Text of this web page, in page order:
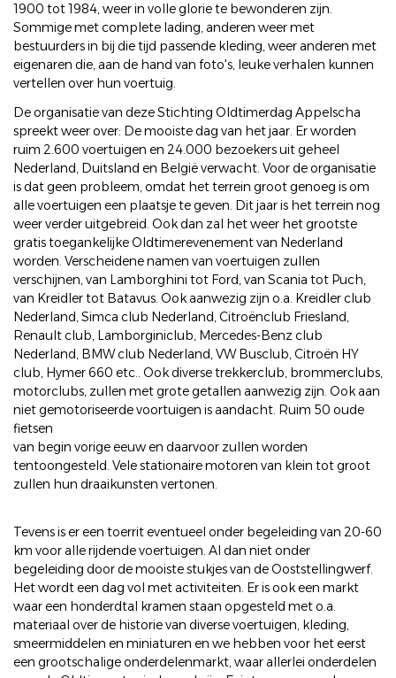
1900 tot 1984, weer in volle glorie te bewonderen zijn.
Sommige met complete lading, anderen weer met
bestuurders in bij die tijd passende kleding, weer anderen met
eigenaren die, aan de hand van foto's, leuke verhalen kunnen
vertellen over hun voertuig.
De organisatie van deze Stichting Oldtimerdag Appelscha
spreekt weer over: De mooiste dag van het jaar. Er worden
ruim 2.600 voertuigen en 24.000 bezoekers uit geheel
Nederland, Duitsland en België verwacht. Voor de organisatie
is dat geen probleem, omdat het terrein groot genoeg is om
alle voertuigen een plaatsje te geven. Dit jaar is het terrein nog
weer verder uitgebreid. Ook dan zal het weer het grootste
gratis toegankelijke Oldtimerevenement van Nederland
worden. Verscheidene namen van voertuigen zullen
verschijnen, van Lamborghini tot Ford, van Scania tot Puch,
van Kreidler tot Batavus. Ook aanwezig zijn o.a. Kreidler club
Nederland, Simca club Nederland, Citroënclub Friesland,
Renault club, Lamborginiclub, Mercedes-Benz club
Nederland, BMW club Nederland, VW Busclub, Citroën HY
club, Hymer 660 etc.. Ook diverse trekkerclub, brommerclubs,
motorclubs, zullen met grote getallen aanwezig zijn. Ook aan
niet gemotoriseerde voortuigen is aandacht. Ruim 50 oude
fietsen
van begin vorige eeuw en daarvoor zullen worden
tentoongesteld. Vele stationaire motoren van klein tot groot
zullen hun draaikunsten vertonen.
Tevens is er een toerrit eventueel onder begeleiding van 20-60
km voor alle rijdende voertuigen. Al dan niet onder
begeleiding door de mooiste stukjes van de Ooststellingwerf.
Het wordt een dag vol met activiteiten. Er is ook een markt
waar een honderdtal kramen staan opgesteld met o.a.
materiaal over de historie van diverse voertuigen, kleding,
smeermiddelen en miniaturen en we hebben voor het eerst
een grootschalige onderdelenmarkt, waar allerlei onderdelen